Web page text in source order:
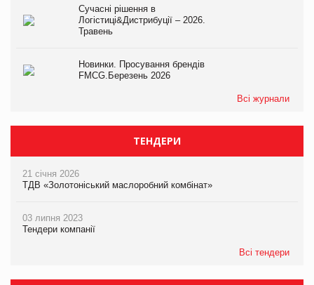
Сучасні рішення в
Логістиці&Дистрибуції – 2026.
Травень
Новинки. Просування брендів
FMCG.Березень 2026
Всі журнали
ТЕНДЕРИ
21 січня 2026
ТДВ «Золотоніський маслоробний комбінат»
03 липня 2023
Тендери компанії
Всі тендери